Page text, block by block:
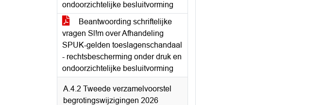
ondoorzichtelijke besluitvorming
Beantwoording schriftelijke
vragen Sl!m over Afhandeling
SPUK-gelden toeslagenschandaal
- rechtsbescherming onder druk en
ondoorzichtelijke besluitvorming
A.4.2 Tweede verzamelvoorstel
begrotingswijzigingen 2026